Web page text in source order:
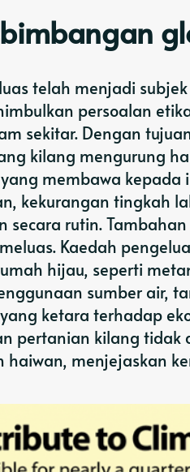
telah menjadi
persoalan
sekitar. Dengan
kilang mengurung
membawa kepada
kekurangan tingkah
rutin.
Kaedah
hijau, seperti
sumber air,
ketara terhadap
pertanian kilang tidak
menjejaskan